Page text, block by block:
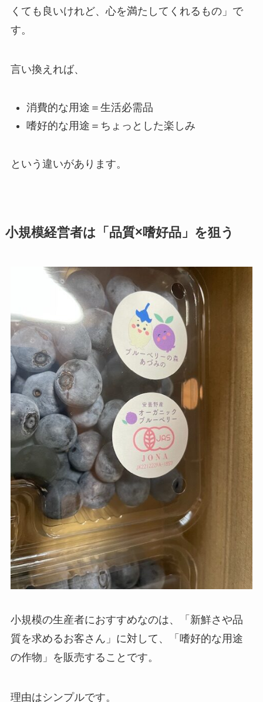
くても良いけれど、心を満たしてくれるもの」で
す。
言い換えれば、
消費的な用途＝生活必需品
嗜好的な用途＝ちょっとした楽しみ
という違いがあります。
小規模経営者は「品質×嗜好品」を狙う
小規模の生産者におすすめなのは、「新鮮さや品
質を求めるお客さん」に対して、「嗜好的な用途
の作物」を販売することです。
理由はシンプルです。